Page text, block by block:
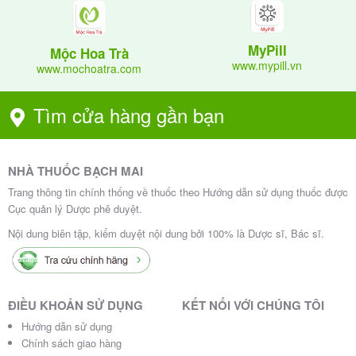
10-25mg/ngày trong 4-8 ngày, hoặc 0.625-
2.5mg/kg/ngày, kết hợp với các thuốc kháng
u khác.
U sùi dạng nấm
: 2.5-10mg/ngày, uống trong
vài tuần hoặc vài tháng.
U nguyên bào nuôi : 5-10mg/lần, 3 lần/ngày
trong 5 ngày, lặp lại 3-5 đợt, nghỉ 7-10 ngày
giữa các đợt.
Liều điều trị ung thư thường được tính theo
diện tích bề mặt cơ thể (mg/m²) và cần điều
chỉnh dựa trên đáp ứng và xét nghiệm huyết
học.
Người cao tuổi, suy gan/thận
Liều khởi đầu thấp (2.5-5mg/tuần), tăng liều
thận trọng do giảm chức năng gan/thận và
dự trữ folate.
Mộc Hoa Trà
www.mochoatra.com
MyPill
www.mypill.vn
Tìm cửa hàng gần bạn
NHÀ THUỐC BẠCH MAI
Trang thông tin chính thống về thuốc theo Hướng dẫn sử dụng thuốc được
Cục quản lý Dược phê duyệt.
Nội dung biên tập, kiểm duyệt nội dung bởi 100% là Dược sĩ, Bác sĩ.
ĐIỀU KHOẢN SỬ DỤNG
Hướng dẫn sử dụng
Chính sách giao hàng
KẾT NỐI VỚI CHÚNG TÔI